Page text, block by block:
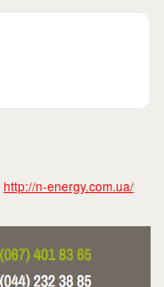
http://n-energy.com.ua/